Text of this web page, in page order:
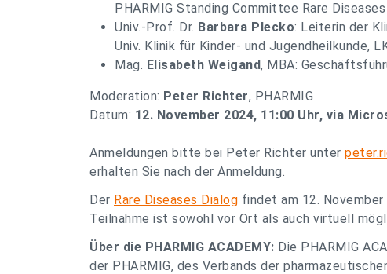
PHARMIG Standing Committee Rare Diseases
Univ.-Prof. Dr. Barbara Plecko: Leiterin der
Univ. Klinik für Kinder- und Jugendheilkunde,
Mag. Elisabeth Weigand, MBA:
Moderation: Peter Richter, PHARMIG
Datum: 12. November 2024, 11:00 Uhr, via
Anmeldungen bitte bei Peter Richter unter
erhalten Sie nach der Anmeldung.
Der Rare Diseases Dialog findet am 12. November
Teilnahme ist sowohl vor Ort als auch virtuell
Über die PHARMIG ACADEMY: Die PHARMIG
der PHARMIG, des Verbands der